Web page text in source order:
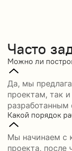
Часто
Можно ли
Да, мы
проектам, так
разработанным
Какой порядок
Мы начинаем с
проекта, после